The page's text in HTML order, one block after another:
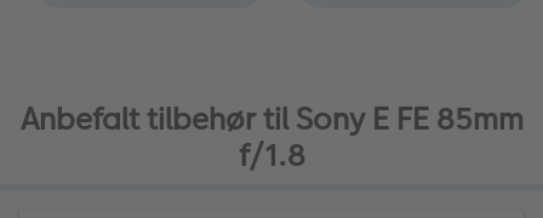
Anbefalt tilbehør til Sony E FE 85mm
f/1.8